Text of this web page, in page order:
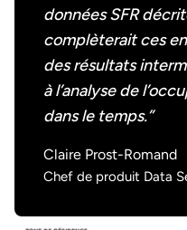
données SFR
complèterait ces
des résultats
à l’analyse de
dans le temps.”
Claire Prost-Romand
Chef de produit Data